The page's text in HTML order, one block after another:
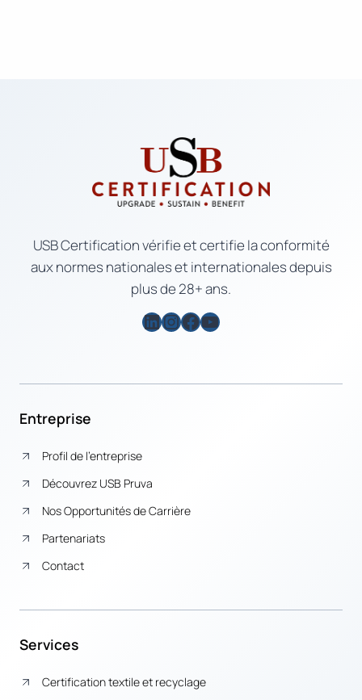
USB Certification vérifie et certifie la conformité
aux normes nationales et internationales depuis
plus de 28+ ans.
LinkedIn
Instagram
Facebook
YouTube
Entreprise
Profil de l’entreprise
Découvrez USB Pruva
Nos Opportunités de Carrière
Partenariats
Contact
Services
Certification textile et recyclage